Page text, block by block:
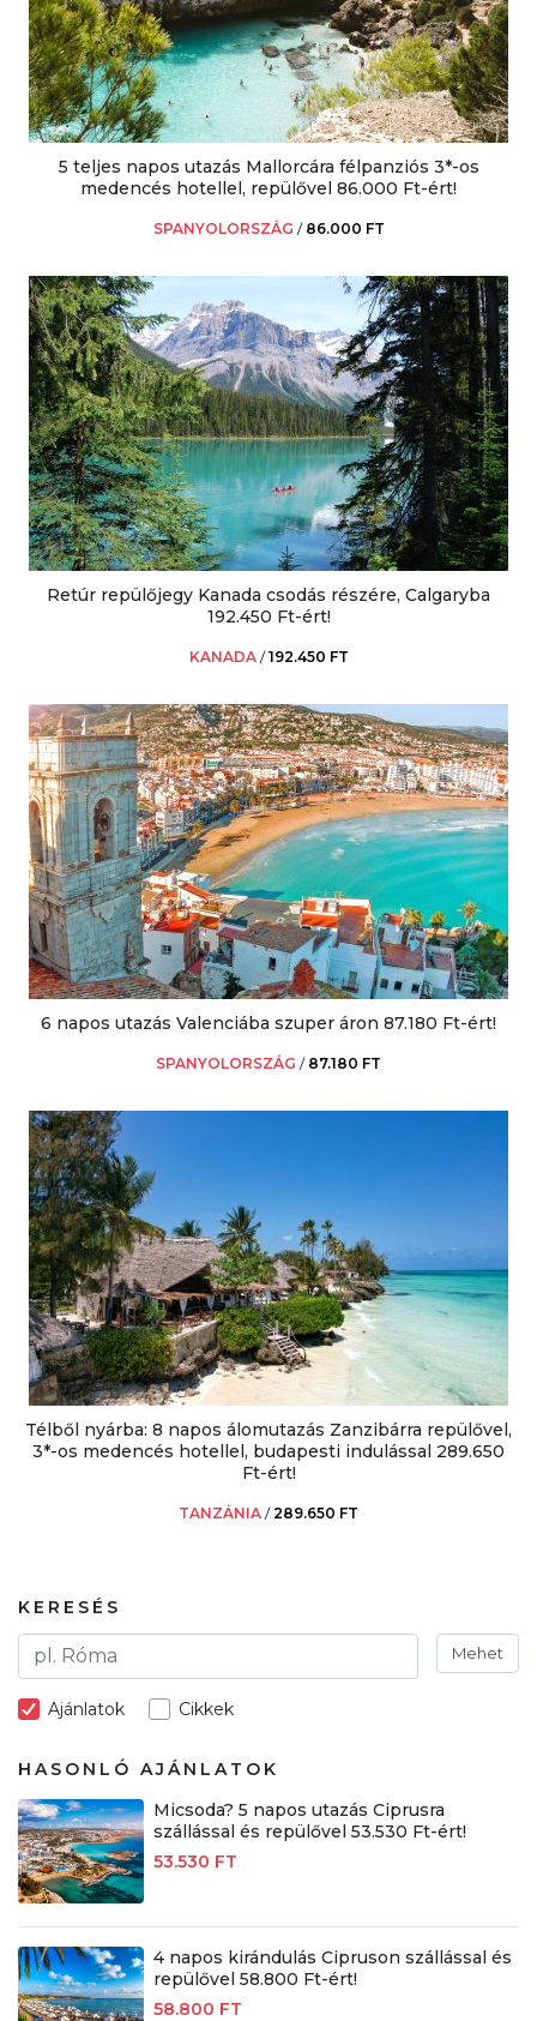
5 teljes napos utazás Mallorcára félpanziós 3*-os
medencés hotellel, repülővel 86.000 Ft-ért!
SPANYOLORSZÁG / 86.000 FT
Retúr repülőjegy Kanada csodás részére, Calgaryba
192.450 Ft-ért!
KANADA /192.450 FT
6 napos utazás Valenciába szuper áron 87.180 Ft-ért!
SPANYOLORSZÁG / 87.180 FT
Télből nyárba: 8 napos álomutazás Zanzibárra repülővel,
3*-os medencés hotellel, budapesti indulással 289.650
Ft-ért!
TANZÁNIA /289.650 FT
KERESÉS
Mehet
Ajánlatok Cikkek
HASONLÓ AJÁNLATOK
Micsoda? 5 napos utazás Ciprusra
szállással és repülővel 53.530 Ft-ért!
53.530 FT
4 napos kirándulás Cipruson szállással és
repülővel 58.800 Ft-ért!
58.800 FT